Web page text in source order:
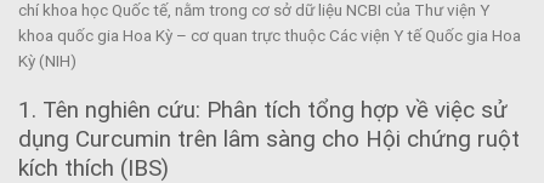
chí khoa học Quốc tế, nằm trong cơ sở dữ liệu NCBI của Thư viện Y
khoa quốc gia Hoa Kỳ – cơ quan trực thuộc Các viện Y tế Quốc gia Hoa
Kỳ (NIH)
1. Tên nghiên cứu: Phân tích tổng hợp về việc sử
dụng Curcumin trên lâm sàng cho Hội chứng ruột
kích thích (IBS)